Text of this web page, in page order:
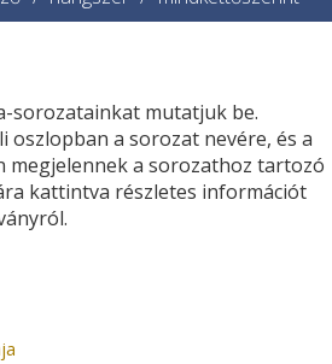
sorozatainkat mutatjuk be.
oszlopban a sorozat nevére, és a
megjelennek a sorozathoz tartozó
kattintva részletes információt